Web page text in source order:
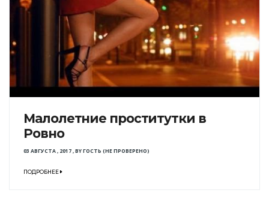
Малолетние проститутки в
Ровно
03 АВГУСТА , 2017,BYГОСТЬ (НЕ ПРОВЕРЕНО)
ПОДРОБНЕЕ